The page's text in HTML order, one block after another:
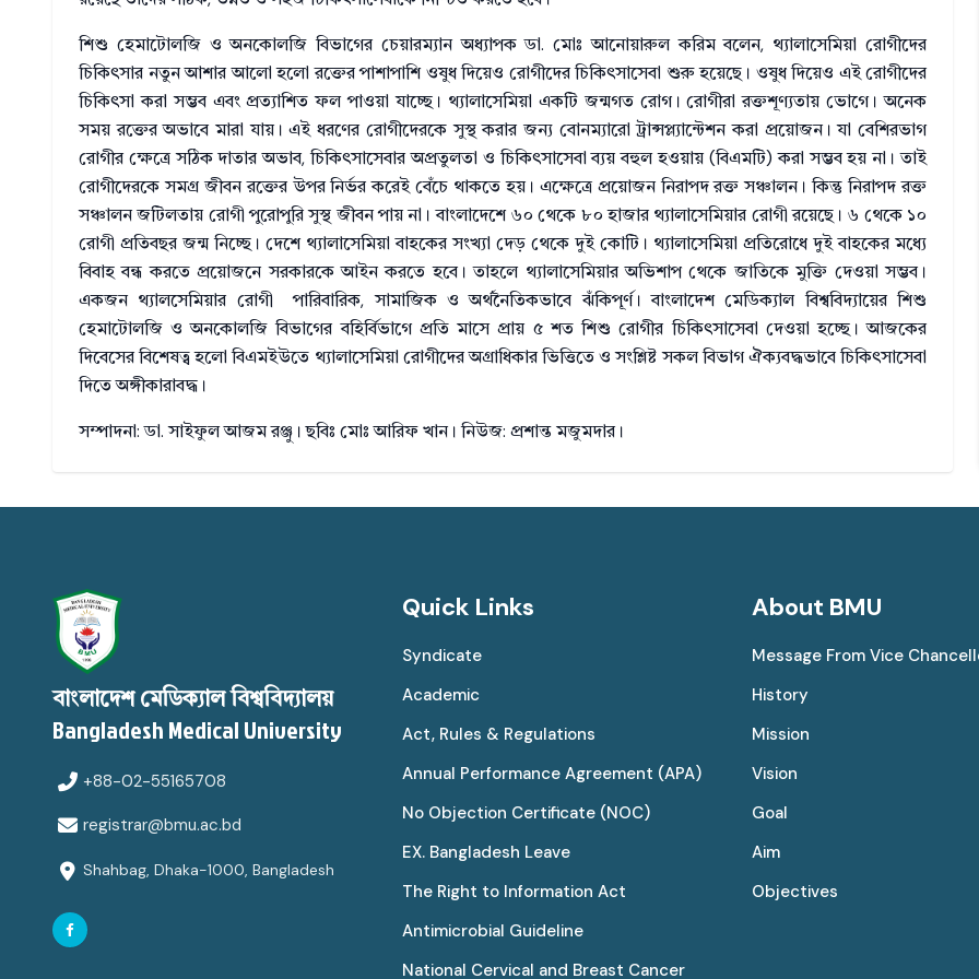
শিশু হেমাটোলজি ও অনকোলজি বিভাগের চেয়ারম্যান অধ্যাপক ডা. মোঃ আনোয়ারুল করিম বলেন, থ্যালাসেমিয়া রোগীদের
চিকিৎসার নতুন আশার আলো হলো রক্তের পাশাপাশি ওষুধ দিয়েও রোগীদের চিকিৎসাসেবা শুরু হয়েছে। ওষুধ দিয়েও এই রোগীদের
চিকিৎসা করা সম্ভব এবং প্রত্যাশিত ফল পাওয়া যাচ্ছে। থ্যালাসেমিয়া একটি জন্মগত রোগ। রোগীরা রক্তশূণ্যতায় ভোগে। অনেক
সময় রক্তের অভাবে মারা যায়। এই ধরণের রোগীদেরকে সুস্থ করার জন্য বোনম্যারো ট্রান্সপ্ল্যান্টেশন করা প্রয়োজন। যা বেশিরভাগ
রোগীর ক্ষেত্রে সঠিক দাতার অভাব, চিকিৎসাসেবার অপ্রতুলতা ও চিকিৎসাসেবা ব্যয় বহুল হওয়ায় (বিএমটি) করা সম্ভব হয় না। তাই
রোগীদেরকে সমগ্র জীবন রক্তের উপর নির্ভর করেই বেঁচে থাকতে হয়। এক্ষেত্রে প্রয়োজন নিরাপদ রক্ত সঞ্চালন। কিন্তু নিরাপদ রক্ত
সঞ্চালন জটিলতায় রোগী পুরোপুরি সুস্থ জীবন পায় না। বাংলাদেশে ৬০ থেকে ৮০ হাজার থ্যালাসেমিয়ার রোগী রয়েছে। ৬ থেকে ১০
রোগী প্রতিবছর জন্ম নিচ্ছে। দেশে থ্যালাসেমিয়া বাহকের সংখ্যা দেড় থেকে দুই কোটি। থ্যালাসেমিয়া প্রতিরোধে দুই বাহকের মধ্যে
বিবাহ বন্ধ করতে প্রয়োজনে সরকারকে আইন করতে হবে। তাহলে থ্যালাসেমিয়ার অভিশাপ থেকে জাতিকে মুক্তি দেওয়া সম্ভব।
একজন থ্যালসেমিয়ার রোগী পারিবারিক, সামাজিক ও অর্থনৈতিকভাবে ঝঁকিপূর্ণ। বাংলাদেশ মেডিক্যাল বিশ্ববিদ্যায়ের শিশু
হেমাটোলজি ও অনকোলজি বিভাগের বহির্বিভাগে প্রতি মাসে প্রায় ৫ শত শিশু রোগীর চিকিৎসাসেবা দেওয়া হচ্ছে। আজকের
দিবেসের বিশেষত্ব হলো বিএমইউতে থ্যালাসেমিয়া রোগীদের অগ্রাধিকার ভিত্তিতে ও সংশ্লিষ্ট সকল বিভাগ ঐক্যবদ্ধভাবে চিকিৎসাসেবা
দিতে অঙ্গীকারাবদ্ধ।
সম্পাদনা: ডা. সাইফুল আজম রঞ্জু। ছবিঃ মোঃ আরিফ খান। নিউজ: প্রশান্ত মজুমদার।
বাংলাদেশ মেডিক্যাল বিশ্ববিদ্যালয়
Bangladesh Medical University
+88-02-55165708
registrar@bmu.ac.bd
Shahbag, Dhaka-1000, Bangladesh
Quick Links
Syndicate
Academic
Act, Rules & Regulations
Annual Performance Agreement (APA)
No Objection Certificate (NOC)
EX. Bangladesh Leave
The Right to Information Act
Antimicrobial Guideline
National Cervical and Breast Cancer
About BMU
Message From Vice
History
Mission
Vision
Goal
Aim
Objectives